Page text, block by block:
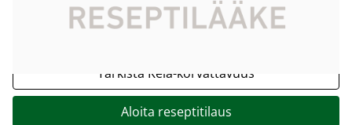
Pakkauskoko 10 x 10 ml
Fresenius Kabi Ab
Tarkista Kela-korvattavuus
Aloita reseptitilaus